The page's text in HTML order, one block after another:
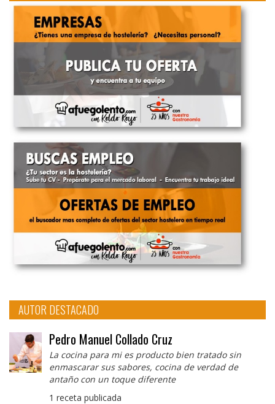
AUTOR DESTACADO
Pedro Manuel Collado Cruz
La cocina para mi es producto bien tratado sin
enmascarar sus sabores, cocina de verdad de
antaño con un toque diferente
1 receta publicada